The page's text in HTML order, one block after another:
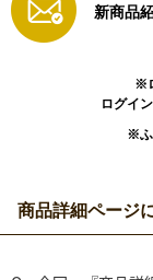
新商品
※
ログイ
※ふ
商品詳細ページ